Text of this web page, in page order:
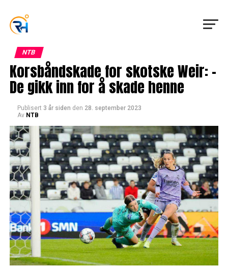
NTB
Korsbåndskade for skotske Weir: –
De gikk inn for å skade henne
Publisert 3 år siden den 28. september 2023
Av NTB